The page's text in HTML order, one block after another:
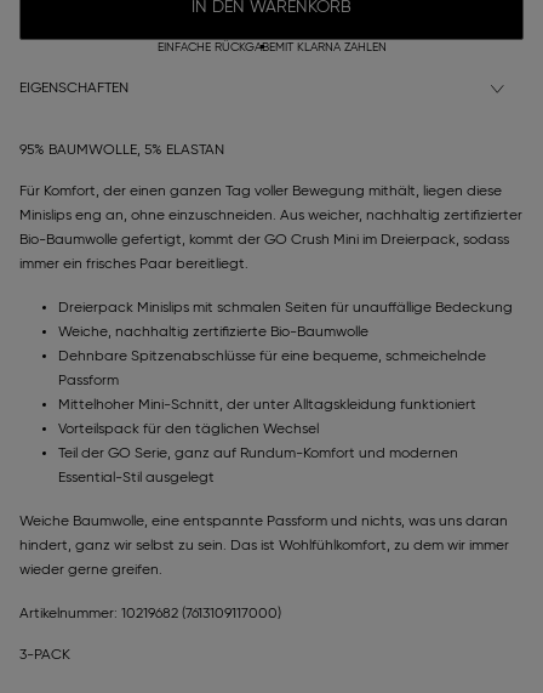
IN DEN WARENKORB
EINFACHE RÜCKGABEMIT KLARNA ZAHLEN
EIGENSCHAFTEN
95% BAUMWOLLE, 5% ELASTAN
Für Komfort, der einen ganzen Tag voller Bewegung mithält, liegen diese
Minislips eng an, ohne einzuschneiden. Aus weicher, nachhaltig zertifizierter
Bio-Baumwolle gefertigt, kommt der GO Crush Mini im Dreierpack, sodass
immer ein frisches Paar bereitliegt.
Dreierpack Minislips mit schmalen Seiten für unauffällige Bedeckung
Weiche, nachhaltig zertifizierte Bio-Baumwolle
Dehnbare Spitzenabschlüsse für eine bequeme, schmeichelnde
Passform
Mittelhoher Mini-Schnitt, der unter Alltagskleidung funktioniert
Vorteilspack für den täglichen Wechsel
Teil der GO Serie, ganz auf Rundum-Komfort und modernen
Essential-Stil ausgelegt
Weiche Baumwolle, eine entspannte Passform und nichts, was uns daran
hindert, ganz wir selbst zu sein. Das ist Wohlfühlkomfort, zu dem wir immer
wieder gerne greifen.
Artikelnummer: 10219682 (7613109117000)
3-PACK